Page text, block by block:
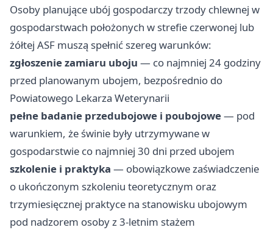
Osoby planujące ubój gospodarczy trzody chlewnej w
gospodarstwach położonych w strefie czerwonej lub
żółtej ASF muszą spełnić szereg warunków:
zgłoszenie zamiaru uboju — co najmniej 24 godziny
przed planowanym ubojem, bezpośrednio do
Powiatowego Lekarza Weterynarii
pełne badanie przedubojowe i poubojowe— pod
warunkiem, że świnie były utrzymywane w
gospodarstwie co najmniej 30 dni przed ubojem
szkolenie i praktyka — obowiązkowe zaświadczenie
o ukończonym szkoleniu teoretycznym oraz
trzymiesięcznej praktyce na stanowisku ubojowym
pod nadzorem osoby z 3-letnim stażem